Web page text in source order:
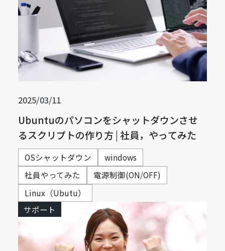
2025/03/11
Ubuntuのパソコンをシャットダウンさせ
るスクリプトの作り方 | 社員，やってみた
OSシャットダウン
windows
社員やってみた
電源制御(ON/OFF)
Linux（Ubutu）
サポート